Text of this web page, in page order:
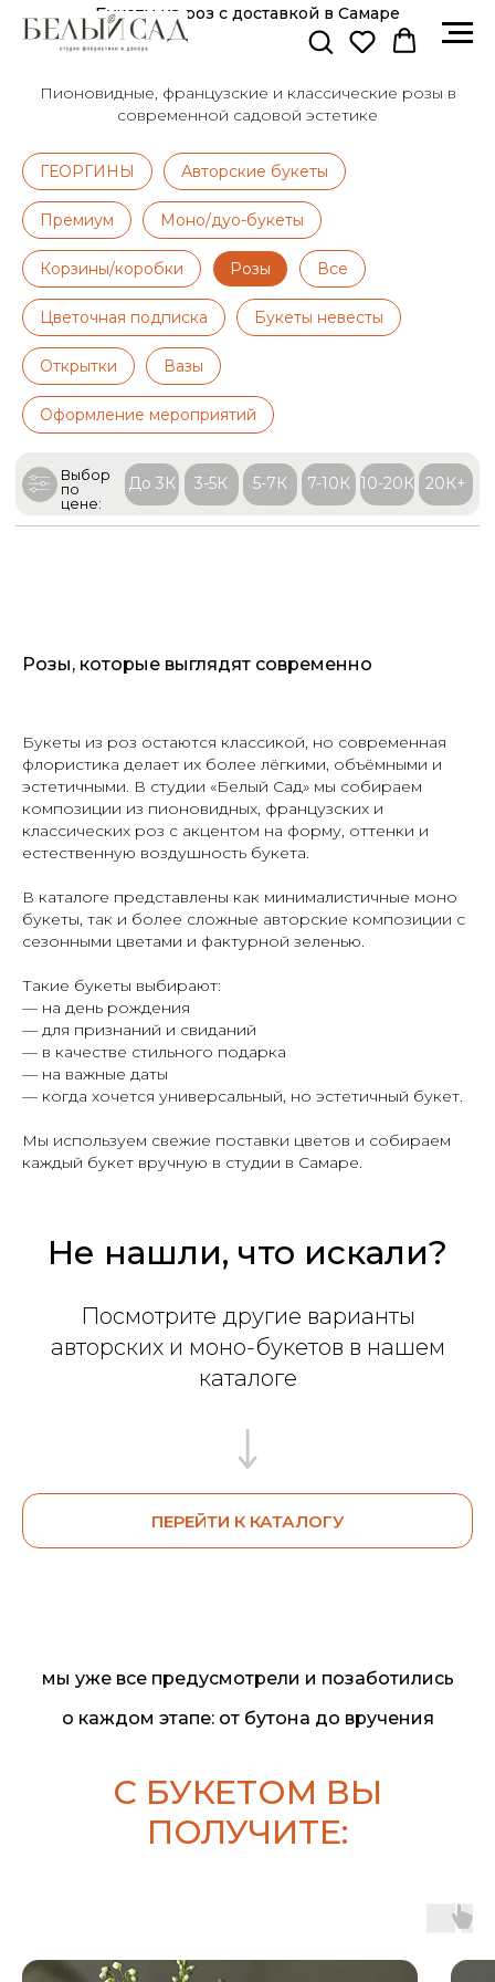
Букеты из роз с доставкой в Самаре
Пионовидные, французские и классические розы в
современной садовой эстетике
ГЕОРГИНЫ Авторские букеты
Премиум Моно/дуо-букеты
Корзины/коробки Розы Все
Цветочная подписка Букеты невесты
Открытки Вазы
Оформление мероприятий
5-7К
3-5К
До 3К
Выбор
по
цене:
Розы, которые выглядят современно
Букеты из роз остаются классикой, но современная
флористика делает их более лёгкими, объёмными и
эстетичными. В студии «Белый Сад» мы собираем
композиции из пионовидных, французских и
классических роз с акцентом на форму, оттенки и
естественную воздушность букета.
В каталоге представлены как минималистичные моно
букеты, так и более сложные авторские композиции с
сезонными цветами и фактурной зеленью.
Такие букеты выбирают:
— на день рождения
— для признаний и свиданий
— в качестве стильного подарка
— на важные даты
— когда хочется универсальный, но эстетичный букет.
Мы используем свежие поставки цветов и собираем
каждый букет вручную в студии в Самаре.
Не нашли, что искали?
Посмотрите другие варианты
авторских и моно-букетов в нашем
каталоге
ПЕРЕЙТИ К КАТАЛОГУ
мы уже все предусмотрели и позаботились
о каждом этапе: от бутона до вручения
С БУКЕТОМ ВЫ
ПОЛУЧИТЕ: